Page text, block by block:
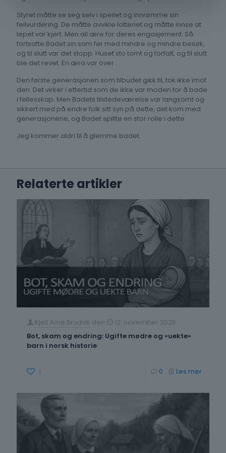
Styret måtte se seg selv i speilet og innrømme sin
feilvurdering. De måtte avvikle lotteriet og måtte innse at
løpet var kjørt. Men all ære for deres engasjement. Så
fortsatte Badet sin som før med mindre og mindre besøk,
og til slutt var det stopp. Huset sto tomt og forfalt, og til slutt
ble det revet. En æra var over.
Den første generasjonen som tilbudet gikk til, tok ikke imot
den. Det virker i ettertid som de ikke var moden for å bade
i fellesskap. Men Badets tilstedeværelse var langsomt og
sikkert med på endre folk sitt syn på dette, det kom med
generasjonene, og Badet spillte en stor rolle i dette.
Jeg kommer aldri til å glemme badet.
Relaterte artikler
Kjell Arne Brudvik den
12. november 2025
Bot, skam og endring: Ugifte mødre og «uekte»
barn i norsk historie
1 0 Les mer-